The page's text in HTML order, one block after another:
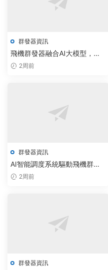
群發器資訊
飛機群發器融合AI大模型，破
解版軟件實現調度效率躍升
2周前
群發器資訊
AI智能調度系統驅動飛機群發
器破解版升級，企業精準觸達
2周前
群發器資訊